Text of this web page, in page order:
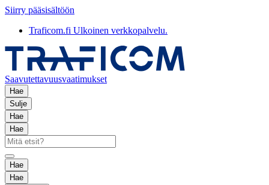
Siirry pääsisältöön
Traficom.fi Ulkoinen verkkopalvelu.
Saavutettavuusvaatimukset
Hae
Sulje
Hae
Hae
Hae
Hae